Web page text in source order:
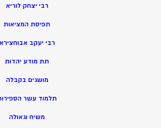
רבי יצחק לוריא
תפיסת המציאות
רבי יעקב אבוחצירא
תת מודע יהדות
מושגים בקבלה
תלמוד עשר
משיח וגאולה